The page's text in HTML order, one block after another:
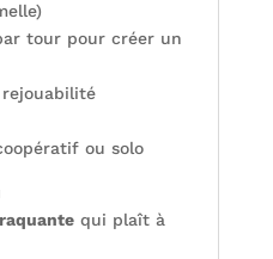
tour pour créer un
ou solo
qui plaît à